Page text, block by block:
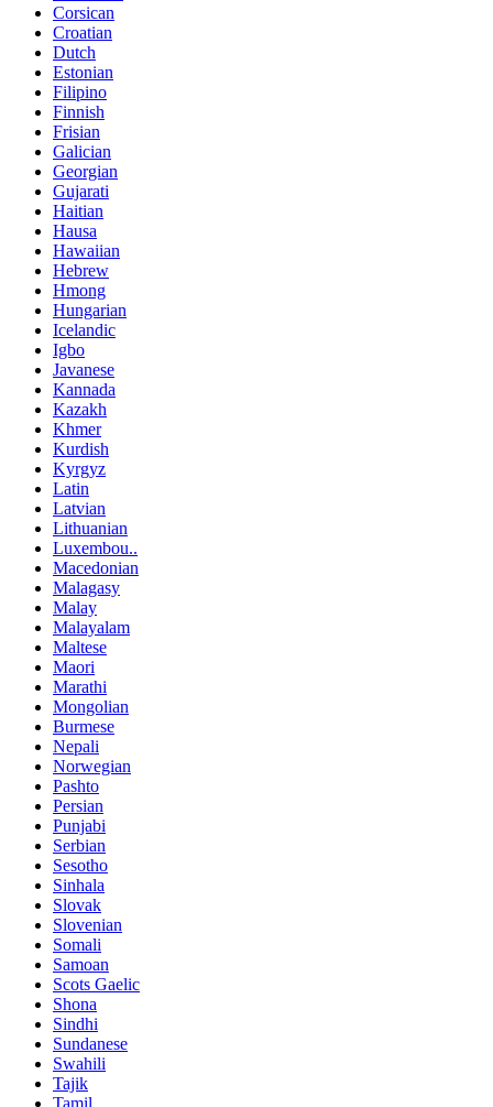
Corsican
Croatian
Dutch
Estonian
Filipino
Finnish
Frisian
Galician
Georgian
Gujarati
Haitian
Hausa
Hawaiian
Hebrew
Hmong
Hungarian
Icelandic
Igbo
Javanese
Kannada
Kazakh
Khmer
Kurdish
Kyrgyz
Latin
Latvian
Lithuanian
Luxembou..
Macedonian
Malagasy
Malay
Malayalam
Maltese
Maori
Marathi
Mongolian
Burmese
Nepali
Norwegian
Pashto
Persian
Punjabi
Serbian
Sesotho
Sinhala
Slovak
Slovenian
Somali
Samoan
Scots Gaelic
Shona
Sindhi
Sundanese
Swahili
Tajik